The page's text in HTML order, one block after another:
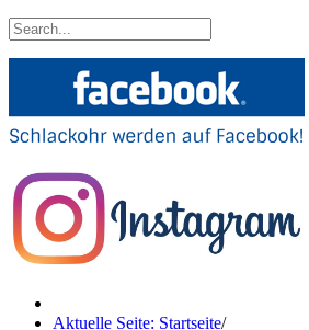
Aktuelle Seite: Startseite/